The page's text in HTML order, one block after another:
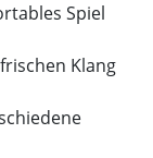
Spiel
Klang